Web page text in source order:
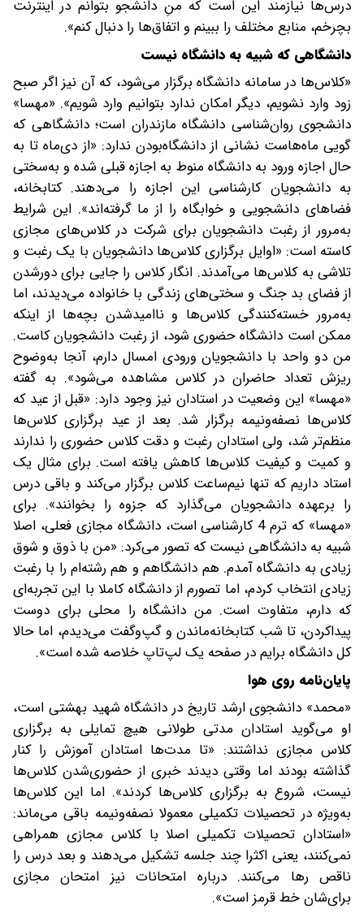
درس‌ها نیازمند این است که منِ دانشجو بتوانم در اینترنت
بچرخم، منابع مختلف را ببینم و اتفاق‌ها را دنبال کنم».
دانشگاهی که شبیه به دانشگاه نیست
«کلاس‌ها در سامانه دانشگاه برگزار می‌شود، که آن نیز اگر صبح
زود وارد نشویم، دیگر امکان ندارد بتوانیم وارد شویم». «مهسا»
دانشجوی روان‌شناسی دانشگاه مازندران است؛ دانشگاهی که
گویی ماه‌هاست نشانی از دانشگاه‌‌بودن ندارد: «از دی‌ماه تا به‌
حال اجازه ورود به دانشگاه منوط به اجازه قبلی شده و به‌سختی
به دانشجویان کارشناسی این اجازه را می‌دهند. کتابخانه،
فضاهای دانشجویی و خوابگاه را از ما گرفته‌اند». این شرایط
به‌مرور از رغبت دانشجویان برای شرکت در کلاس‌های مجازی
کاسته است: «اوایل برگزاری کلاس‌ها دانشجویان با یک رغبت و
تلاشی به کلاس‌ها می‌آمدند. انگار کلاس را جایی برای دورشدن
از فضای بد جنگ و سختی‌های زندگی با خانواده می‌دیدند، اما
به‌مرور خسته‌کنندگی کلاس‌ها و ناامیدشدن بچه‌ها از اینکه
ممکن است دانشگاه حضوری شود، از رغبت دانشجویان کاست.
من دو واحد با دانشجویان ورودی امسال دارم، آنجا به‌وضوح
ریزش تعداد حاضران در کلاس مشاهده می‌شود». به گفته
«مهسا» این وضعیت در استادان نیز وجود دارد: «قبل از عید که
کلاس‌ها نصفه‌و‌نیمه برگزار شد. بعد از عید برگزاری کلاس‌ها
منظم‌تر شد، ولی استادان رغبت و دقت کلاس حضوری را ندارند
و کمیت و کیفیت کلاس‌ها کاهش یافته است. برای مثال یک
استاد داریم که تنها نیم‌ساعت کلاس برگزار می‌کند و باقی درس
را برعهده دانشجویان می‌گذارد که جزوه را بخوانند». برای
«مهسا» که ترم 4 کارشناسی است، دانشگاه مجازی فعلی، اصلا
شبیه به دانشگاهی نیست که تصور می‌کرد: «من با ذوق و شوق
زیادی به دانشگاه آمدم. هم دانشگاهم و هم رشته‌ام را با رغبت
زیادی انتخاب کردم، اما تصورم از دانشگاه کاملا با این تجربه‌ای
که دارم، متفاوت است. من دانشگاه را محلی برای دوست
پید‌ا‌کردن، تا شب کتابخانه‌ماندن و گپ‌و‌گفت می‌دیدم، اما حالا
کل دانشگاه برایم در صفحه یک لپ‌تاپ خلاصه شده است».
پایان‌نامه‌ روی هوا
«محمد» دانشجوی ارشد تاریخ در دانشگاه شهید بهشتی است،
او می‌گوید استادان مدتی طولانی هیچ تمایلی به برگزاری
کلاس مجازی نداشتند: «تا مدت‌ها استادان آموزش را کنار
گذاشته بودند اما وقتی دیدند خبری از حضوری‌شدن کلاس‌ها
نیست، شروع به برگزاری کلاس‌ها کردند». اما این کلاس‌ها
به‌ویژه در تحصیلات تکمیلی معمولا نصفه‌و‌نیمه باقی می‌‌ماند:
«استادان تحصیلات تکمیلی اصلا با کلاس مجازی همراهی
نمی‌کنند، یعنی اکثرا چند جلسه تشکیل می‌دهند و بعد درس را
ناقص رها می‌کنند. درباره امتحانات نیز امتحان مجازی
برای‌شان خط قرمز است».